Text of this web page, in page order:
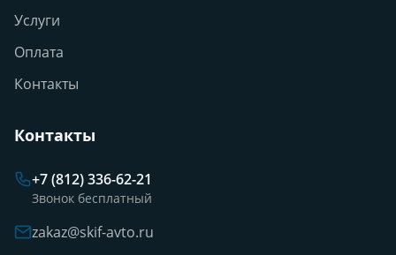
Услуги
Оплата
Контакты
Контакты
+7 (812) 336-62-21
Звонок бесплатный
zakaz@skif-avto.ru